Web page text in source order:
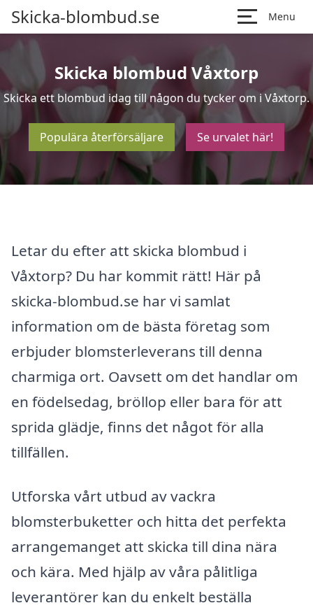
Skicka-blombud.se Menu
Skicka blombud Våxtorp
Skicka ett blombud idag till någon du tycker om i Våxtorp.
Populära återförsäljare Se urvalet här!
Letar du efter att skicka blombud i
Våxtorp? Du har kommit rätt! Här på
skicka-blombud.se har vi samlat
information om de bästa företag som
erbjuder blomsterleverans till denna
charmiga ort. Oavsett om det handlar om
en födelsedag, bröllop eller bara för att
sprida glädje, finns det något för alla
tillfällen.
Utforska vårt utbud av vackra
blomsterbuketter och hitta det perfekta
arrangemanget att skicka till dina nära
och kära. Med hjälp av våra pålitliga
leverantörer kan du enkelt beställa